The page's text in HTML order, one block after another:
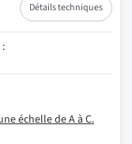
Détails techniques
: